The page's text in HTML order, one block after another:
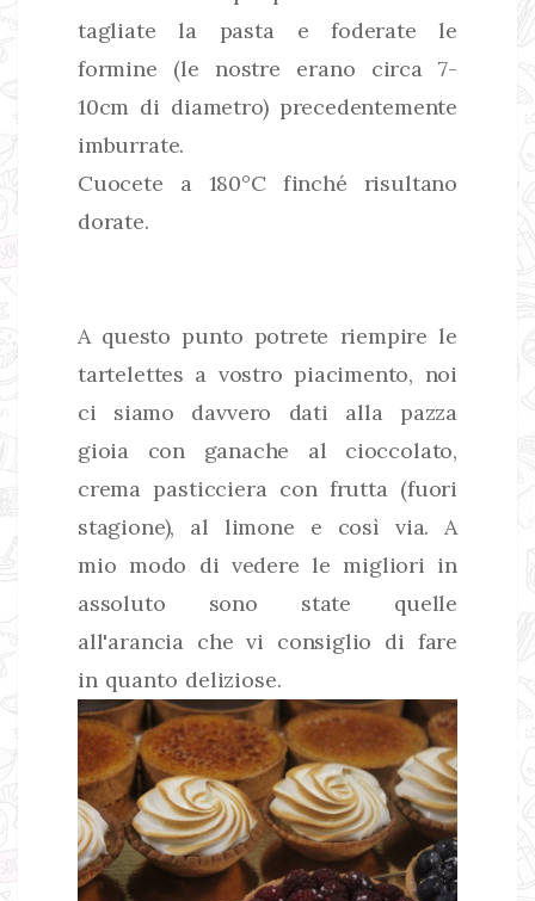
tagliate la pasta e foderate le
formine (le nostre erano circa 7-
10cm di diametro) precedentemente
imburrate.
Cuocete a 180°C finché risultano
dorate.
A questo punto potrete riempire le
tartelettes a vostro piacimento, noi
ci siamo davvero dati alla pazza
gioia con ganache al cioccolato,
crema pasticciera con frutta (fuori
stagione), al limone e così via. A
mio modo di vedere le migliori in
assoluto sono state quelle
all'arancia che vi consiglio di fare
in quanto deliziose.